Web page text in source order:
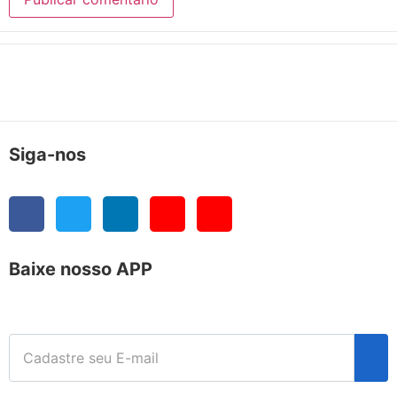
Siga-nos
Baixe nosso APP